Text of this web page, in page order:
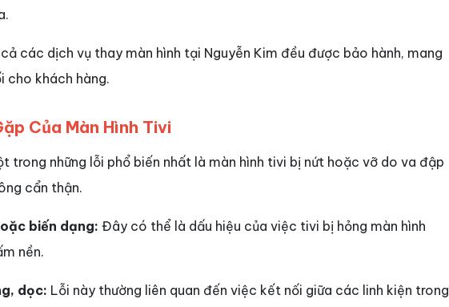
các dịch vụ thay màn hình tại Nguyễn Kim đều được bảo hành, mang
cho khách hàng.
Của Màn Hình Tivi
trong những lỗi phổ biến nhất là màn hình tivi bị nứt hoặc vỡ do va đập
cẩn thận.
biến dạng: Đây có thể là dấu hiệu của việc tivi bị hỏng màn hình
nền.
dọc: Lỗi này thường liên quan đến việc kết nối giữa các linh kiện trong